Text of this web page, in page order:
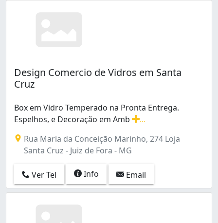
Design Comercio de Vidros em Santa
Cruz
Box em Vidro Temperado na Pronta Entrega.
Espelhos, e Decoração em Amb
Rua Maria da Conceição Marinho, 274 Loja
Santa Cruz - Juiz de Fora - MG
Ver Tel Info Email